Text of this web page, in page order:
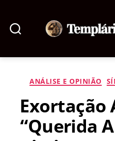
ANÁLISE E OPINIÃO
Exortação
“Querida